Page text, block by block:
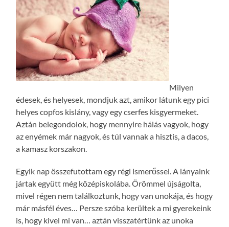
Milyen
édesek, és helyesek, mondjuk azt, amikor látunk egy pici
helyes copfos kislány, vagy egy cserfes kisgyermeket.
Aztán belegondolok, hogy mennyire hálás vagyok, hogy
az enyémek már nagyok, és túl vannak a hisztis, a dacos,
a kamasz korszakon.
Egyik nap összefutottam egy régi ismerőssel. A lányaink
jártak együtt még középiskolába. Örömmel újságolta,
mivel régen nem találkoztunk, hogy van unokája, és hogy
már másfél éves… Persze szóba kerültek a mi gyerekeink
is, hogy kivel mi van… aztán visszatértünk az unoka